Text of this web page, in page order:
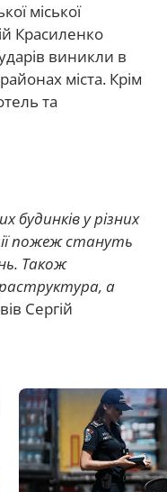
міської
Красиленко
виникли в
міста. Крім
та
у різних
пожеж стануть
Також
а
Сергій